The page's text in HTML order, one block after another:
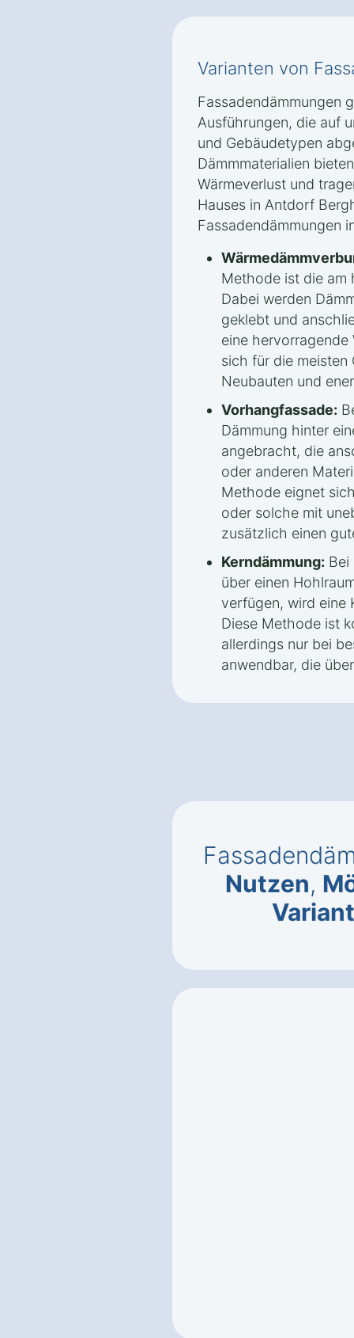
Varianten von
Fassadendämmungen
Ausführungen, die auf
und Gebäudetypen
Dämmmaterialien
Wärmeverlust und
Hauses in Antdorf
Fassadendämmungen
Methode ist die am
Dabei werden
geklebt und
eine hervorragende
sich für die meisten
Neubauten und
Vorhangfassade:
Dämmung hinter
angebracht, die
oder anderen
Methode eignet
oder solche mit
zusätzlich einen
Kerndämmung: Bei
über einen
verfügen, wird eine
Diese Methode ist
allerdings nur bei
anwendbar, die
Nutzen,